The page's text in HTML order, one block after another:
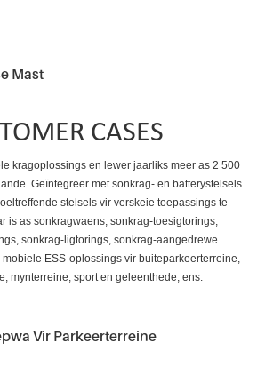
Mast
CASES
kragoplossings en lewer jaarliks ​​meer as 2 500
Geïntegreer met sonkrag- en batterystelsels
stelsels vir verskeie toepassings te
is as sonkragwaens, sonkrag-toesigtorings,
sonkrag-ligtorings, sonkrag-aangedrewe
ESS-oplossings vir buiteparkeerterreine,
mynterreine, sport en geleenthede, ens.
Vir Parkeerterreine